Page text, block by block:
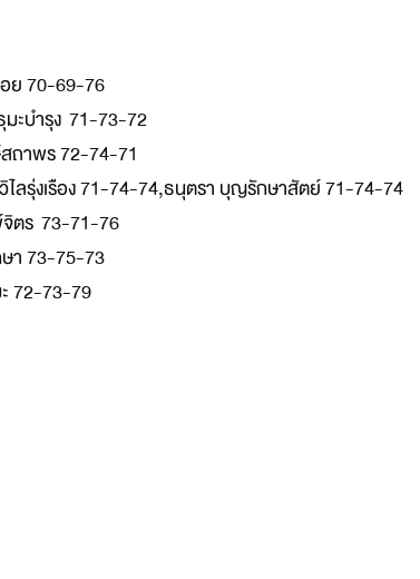
ย 70-69-76
ะบำรุง 71-73-72
ถาพร 72-74-71
ลรุ่งเรือง 71-74-74,ธนุตรา บุญรักษาสัตย์ 71-74-74
ตร 73-71-76
า 73-75-73
72-73-79